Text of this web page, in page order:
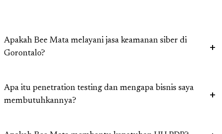
Apakah Bee Mata melayani jasa keamanan siber di
Gorontalo?
Apa itu penetration testing dan mengapa bisnis saya
membutuhkannya?